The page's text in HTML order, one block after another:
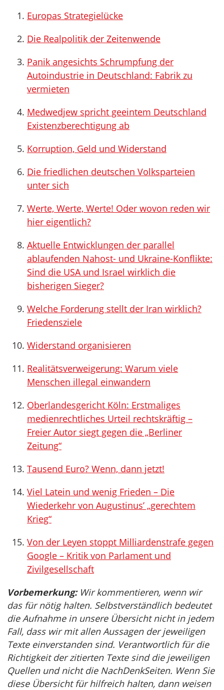
Europas Strategielücke
Die Realpolitik der Zeitenwende
Panik angesichts Schrumpfung der
Autoindustrie in Deutschland: Fabrik zu
vermieten
Medwedjew spricht geeintem Deutschland
Existenzberechtigung ab
Korruption, Geld und Widerstand
Die friedlichen deutschen Volksparteien
unter sich
Werte, Werte, Werte! Oder wovon reden wir
hier eigentlich?
Aktuelle Entwicklungen der parallel
ablaufenden Nahost- und Ukraine-Konflikte:
Sind die USA und Israel wirklich die
bisherigen Sieger?
Welche Forderung stellt der Iran wirklich?
Friedensziele
Widerstand organisieren
Realitätsverweigerung: Warum viele
Menschen illegal einwandern
Oberlandesgericht Köln: Erstmaliges
medienrechtliches Urteil rechtskräftig –
Freier Autor siegt gegen die „Berliner
Zeitung“
Tausend Euro? Wenn, dann jetzt!
Viel Latein und wenig Frieden – Die
Wiederkehr von Augustinus’ „gerechtem
Krieg“
Von der Leyen stoppt Milliardenstrafe gegen
Google – Kritik von Parlament und
Zivilgesellschaft
Vorbemerkung:Wir kommentieren, wenn wir
das für nötig halten. Selbstverständlich bedeutet
die Aufnahme in unsere Übersicht nicht in jedem
Fall, dass wir mit allen Aussagen der jeweiligen
Texte einverstanden sind. Verantwortlich für die
Richtigkeit der zitierten Texte sind die jeweiligen
Quellen und nicht die NachDenkSeiten. Wenn Sie
diese Übersicht für hilfreich halten, dann weisen